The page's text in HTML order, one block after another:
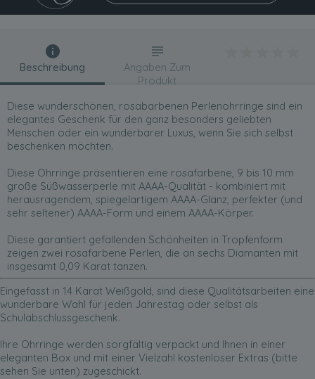
Beschreibung
Diese wunderschönen, rosabarbenen Perlenohrringe sind ein
elegantes Geschenk für den ganz besonders geliebten
Menschen oder ein wunderbarer Luxus, wenn Sie sich selbst
beschenken möchten.
Diese Ohrringe präsentieren eine rosafarbene, 9 bis 10 mm
große Süßwasserperle mit AAAA-Qualität - kombiniert mit
herausragendem, spiegelartigem AAAA-Glanz, perfekter (und
sehr seltener) AAAA-Form und einem AAAA-Körper.
Diese garantiert gefallenden Schönheiten in Tropfenform
zeigen zwei rosafarbene Perlen, die an sechs Diamanten mit
insgesamt 0,09 Karat tanzen.
Eingefasst in 14 Karat Weißgold, sind diese Qualitätsarbeiten eine
wunderbare Wahl für jeden Jahrestag oder selbst als
Schulabschlussgeschenk.
Ihre Ohrringe werden sorgfältig verpackt und Ihnen in einer
eleganten Box und mit einer Vielzahl kostenloser Extras (bitte
sehen Sie unten) zugeschickt.
Angaben Zum
Produkt